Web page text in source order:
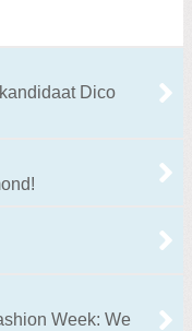
Dico
Week: We